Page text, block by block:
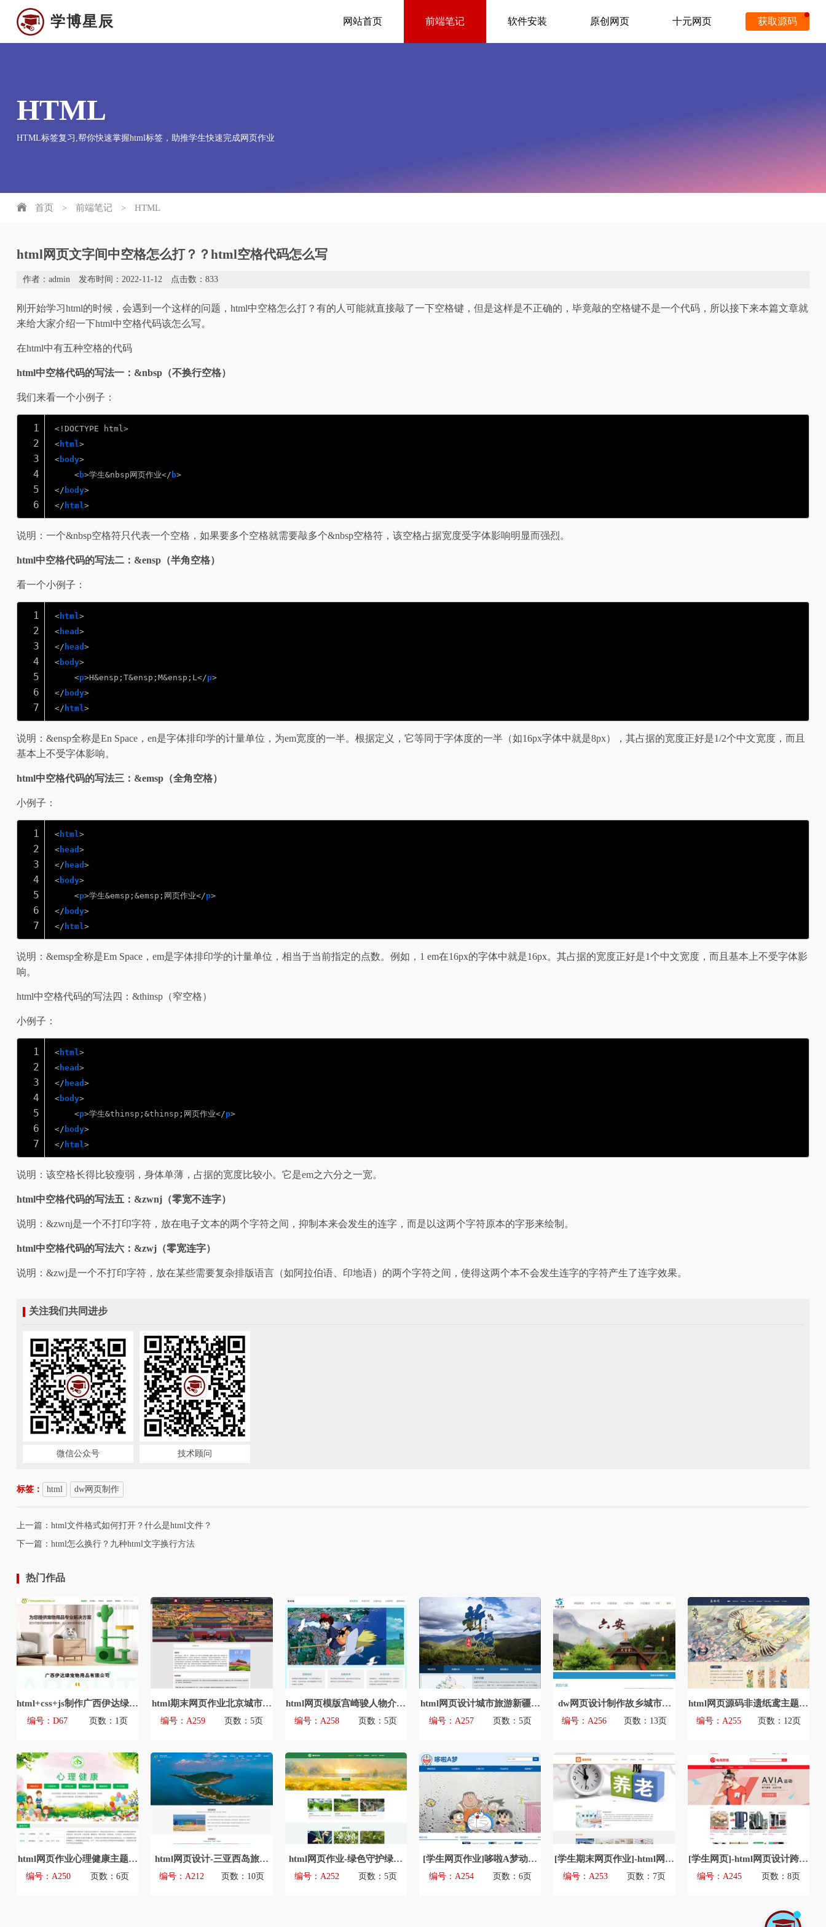
学博星辰 网站首页 前端笔记 软件安装 原创网页 十元网页 获取源码
HTML
HTML标签复习,帮你快速掌握html标签，助推学生快速完成网页作业
首页 > 前端笔记 > HTML
html网页文字间中空格怎么打？？html空格代码怎么写
作者：admin 发布时间：2022-11-12 点击数： 833
刚开始学习html的时候，会遇到一个这样的问题，html中空格怎么打？有的人可能就直接敲了一下空格键，但是这样是不正确的，毕竟敲的空格键不是一个代码，所以接下来本篇文章就
来给大家介绍一下html中空格代码该怎么写。
在html中有五种空格的代码
html中空格代码的写法一：&nbsp（不换行空格）
我们来看一个小例子：
1
2
3
4
5
6
<!DOCTYPE html>
<html>
<body>
<b>学生&nbsp网页作业</ b>
</ body>
</ html>
说明：一个&nbsp空格符只代表一个空格，如果要多个空格就需要敲多个&nbsp空格符，该空格占据宽度受字体影响明显而强烈。
html中空格代码的写法二：&ensp（半角空格）
看一个小例子：
1
2
3
4
5
6
7
<html>
<head >
</ head >
<body>
<p>H&ensp;T&ensp;M&ensp;L</p>
</ body>
</ html>
说明：&ensp全称是En Space，en是字体排印学的计量单位，为em宽度的一半。根据定义，它等同于字体度的一半（如16px字体中就是8px），其占据的宽度正好是1/2个中文宽度，而且
基本上不受字体影响。
html中空格代码的写法三：&emsp（全角空格）
小例子：
1
2
3
4
5
6
7
<html>
<head >
</ head >
<body>
<p>学生&emsp;&emsp;网页作业</p>
</ body>
</ html>
说明：&emsp全称是Em Space，em是字体排印学的计量单位，相当于当前指定的点数。例如，1 em在16px的字体中就是16px。其占据的宽度正好是1个中文宽度，而且基本上不受字体影
响。
html中空格代码的写法四：&thinsp（窄空格）
小例子：
1
2
3
4
5
6
7
<html>
<head >
</ head >
<body>
<p>学生&thinsp;&thinsp;网页作业</p>
</ body>
</ html>
说明：该空格长得比较瘦弱，身体单薄，占据的宽度比较小。它是em之六分之一宽。
html中空格代码的写法五：&zwnj（零宽不连字）
说明：&zwnj是一个不打印字符，放在电子文本的两个字符之间，抑制本来会发生的连字，而是以这两个字符原本的字形来绘制。
html中空格代码的写法六：&zwj（零宽连字）
说明：&zwj是一个不打印字符，放在某些需要复杂排版语言（如阿拉伯语、印地语）的两个字符之间，使得这两个本不会发生连字的字符产生了连字效果。
关注我们共同进步
微信公众号 技术顾问
标签： html dw网页制作
上一篇： html文件格式如何打开？什么是html文件？
下一篇： html怎么换行？九种html文字换行方法
热门作品
html+css+js制作广西伊达绿宠
物用品有限公司企业官网首页
编号：D67 页数：1页
html期末网页作业北京城市介
绍主题网页设计模板源码
编号：A259 页数：5页
html网页模版宫崎骏人物介绍
主题网页模版源码
编号：A258 页数：5页
html网页设计城市旅游新疆网
页模版源码
编号：A257 页数：5页
dw网页设计制作故乡城市六
安html模版源码
编号：A256 页数：13页
html网页源码非遗纸鸢主题网
页设计模板源文件
编号：A255 页数：12页
html网页作业心理健康主题网
页设计模版源码
编号：A250 页数：6页
html网页设计-三亚西岛旅游
主题网页设计模版源码
编号：A212 页数：10页
html网页作业-绿色守护绿植
环境保护主题网页设计模版源
编号：A252 页数：5页
[学生网页作业]哆啦A梦动漫
主题网页设计模版源码
编号：A254 页数：6页
[学生期末网页作业]-html网页
设计智慧养老主题模版源码
编号：A253 页数：7页
[学生网页]-html网页设计跨境
电商主题网页模版源码
编号：A245 页数：8页